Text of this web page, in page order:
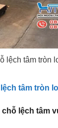
lệch tâm tròn
lệch tâm tròn
chỗ lệch tâm